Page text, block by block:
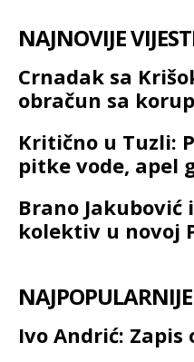
NAJNOVIJE
Crnadak sa
obračun sa
Kritično u Tuzli:
pitke vode, apel
Brano Jakubović
kolektiv u novoj
Ivo Andrić: Zapis